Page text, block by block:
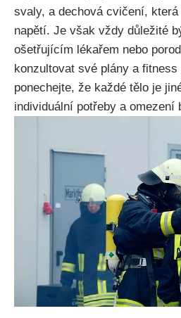
svaly, a dechová cvičení,
⁤napětí. Je však vždy důležité
ošetřujícím lékařem nebo
konzultovat⁤ své plány⁣ a
ponechejte, že každé tělo je⁢
individuální potřeby ⁣a​ omezení‍